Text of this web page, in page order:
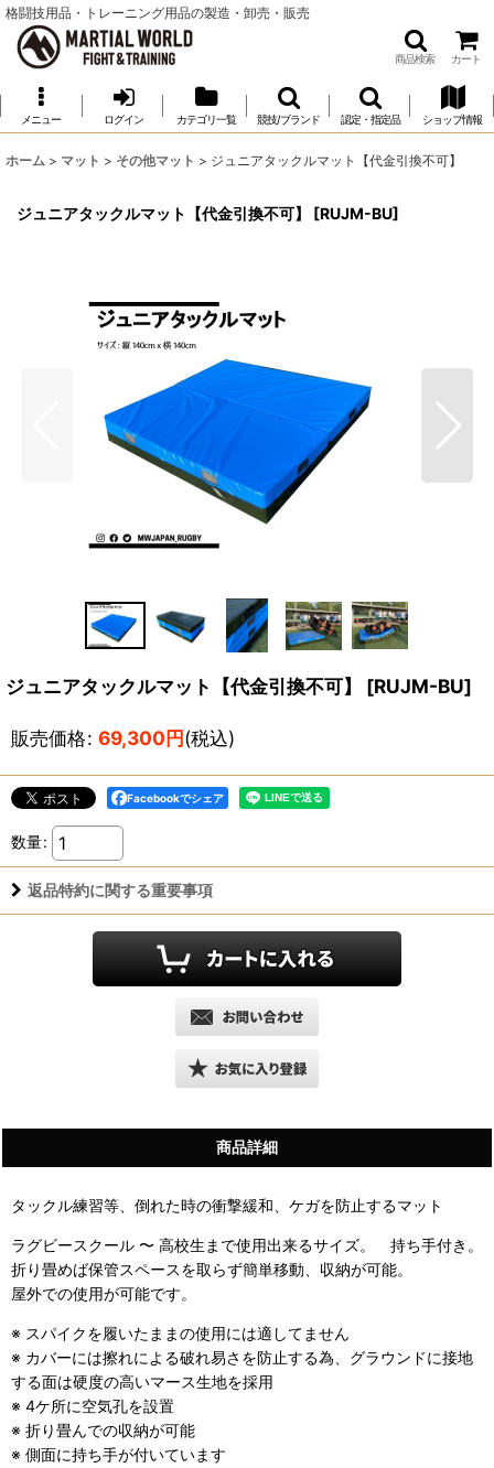
格闘技用品・トレーニング用品の製造・卸売・販売
商品検索 カート
メニュー ログイン カテゴリ一覧 競技/ブランド 認定・指定品 ショップ情報
ホーム > マット > その他マット > ジュニアタックルマット【代金引換不可】
ジュニアタックルマット【代金引換不可】 [RUJM-BU]
ジュニアタックルマット【代金引換不可】 [RUJM-BU]
販売価格: 69,300円(税込)
Facebookでシェア
数量:
返品特約に関する重要事項
商品詳細
タックル練習等、倒れた時の衝撃緩和、ケガを防止するマット
ラグビースクール 〜 高校生まで使用出来るサイズ。 持ち手付き。
折り畳めば保管スペースを取らず簡単移動、収納が可能。
屋外での使用が可能です。
※ スパイクを履いたままの使用には適してません
※ カバーには擦れによる破れ易さを防止する為、グラウンドに接地
する面は硬度の高いマース生地を採用
※ 4ケ所に空気孔を設置
※ 折り畳んでの収納が可能
※ 側面に持ち手が付いています